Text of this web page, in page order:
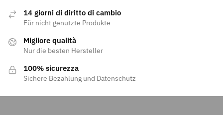
14 giorni di diritto di cambio
Für nicht genutzte Produkte
Migliore qualità
Nur die besten Hersteller
100% sicurezza
Sichere Bezahlung und Datenschutz